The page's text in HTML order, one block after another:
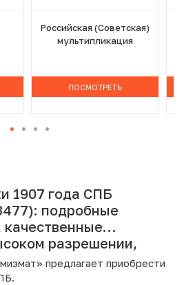
Российская (Советская)
мультипликация
ПОСМОТРЕТЬ
1907 года СПБ
подробные
качественные
разрешении,
предлагает приобрести